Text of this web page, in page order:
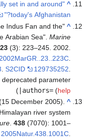
^
set in and around
today's Afghanistan?"
^
Indus Fan and the
Arabian Sea".Marine
.23 (3): 223–245. 2002.
2002MarGR..23..223C
.S2CID 129735252
deprecated parameter
|authors= (help
)
^
December 2005).
river system
.438 (7070): 1001–
2005Natur.438.1001C